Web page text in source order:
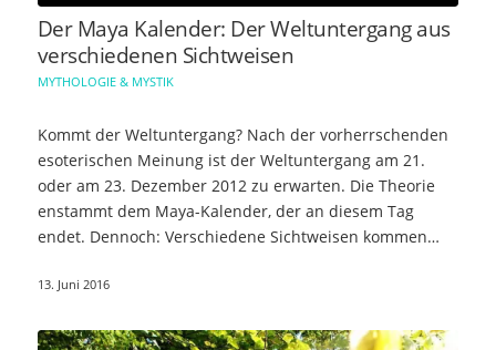
Der Maya Kalender: Der Weltuntergang aus
verschiedenen Sichtweisen
MYTHOLOGIE & MYSTIK
Kommt der Weltuntergang? Nach der vorherrschenden
esoterischen Meinung ist der Weltuntergang am 21.
oder am 23. Dezember 2012 zu erwarten. Die Theorie
enstammt dem Maya-Kalender, der an diesem Tag
endet. Dennoch: Verschiedene Sichtweisen kommen…
13. Juni 2016